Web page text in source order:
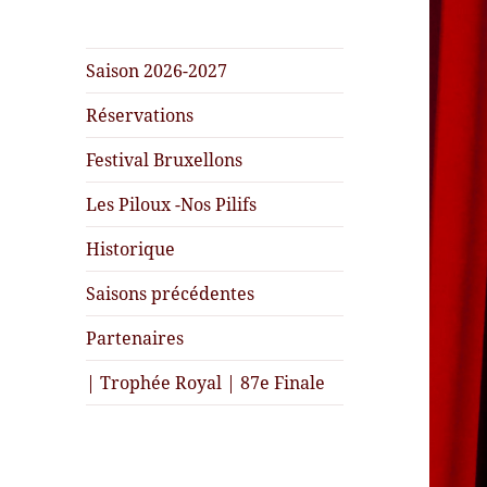
Saison 2026-2027
Réservations
Festival Bruxellons
Les Piloux -Nos Pilifs
Historique
Saisons précédentes
Partenaires
| Trophée Royal | 87e Finale